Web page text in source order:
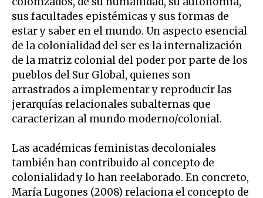
sus facultades epistémicas y sus formas de
estar y saber en el mundo. Un aspecto esencial
de la colonialidad del ser es la internalización
de la matriz colonial del poder por parte de los
pueblos del Sur Global, quienes son
arrastrados a implementar y reproducir las
jerarquías relacionales subalternas que
caracterizan al mundo moderno/colonial.
Las académicas feministas decoloniales
también han contribuido al concepto de
colonialidad y lo han reelaborado. En concreto,
María Lugones (2008) relaciona el concepto de